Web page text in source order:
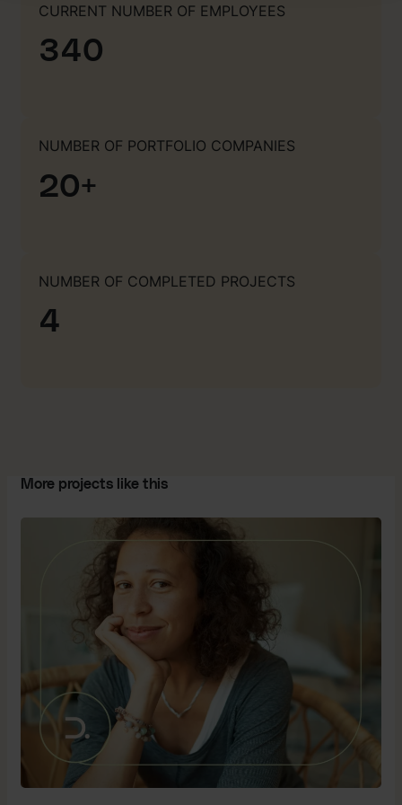
samarbetspartners.
CURRENT NUMBER OF EMPLOYEES
340
NUMBER OF PORTFOLIO COMPANIES
20+
NUMBER OF COMPLETED PROJECTS
4
More projects like this